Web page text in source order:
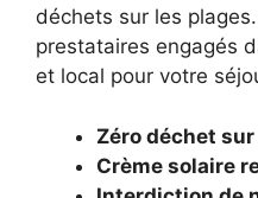
déchets sur les
prestataires engagés
et local pour votre
Zéro déchet
Crème solaire